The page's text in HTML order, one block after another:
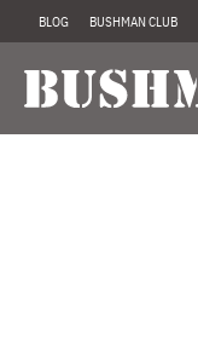
BLOG BUSHMAN CLUB